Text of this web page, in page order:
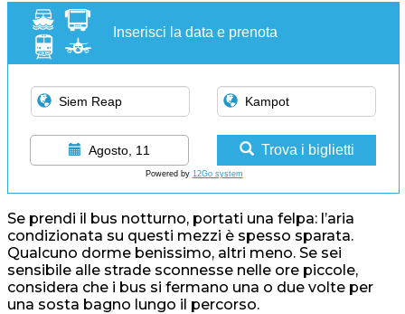
Inserisci la data e prenota
Agosto, 11 Trova i biglietti
Powered by 12Go system
Se prendi il bus notturno, portati una felpa: l’aria
condizionata su questi mezzi è spesso sparata.
Qualcuno dorme benissimo, altri meno. Se sei
sensibile alle strade sconnesse nelle ore piccole,
considera che i bus si fermano una o due volte per
una sosta bagno lungo il percorso.